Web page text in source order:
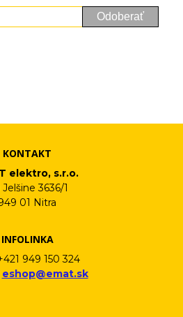
Odoberať
KONTAKT
elektro, s.r.o.
Jelšine 3636/1
01 Nitra
INFOLINKA
949 150 324
eshop@emat.sk